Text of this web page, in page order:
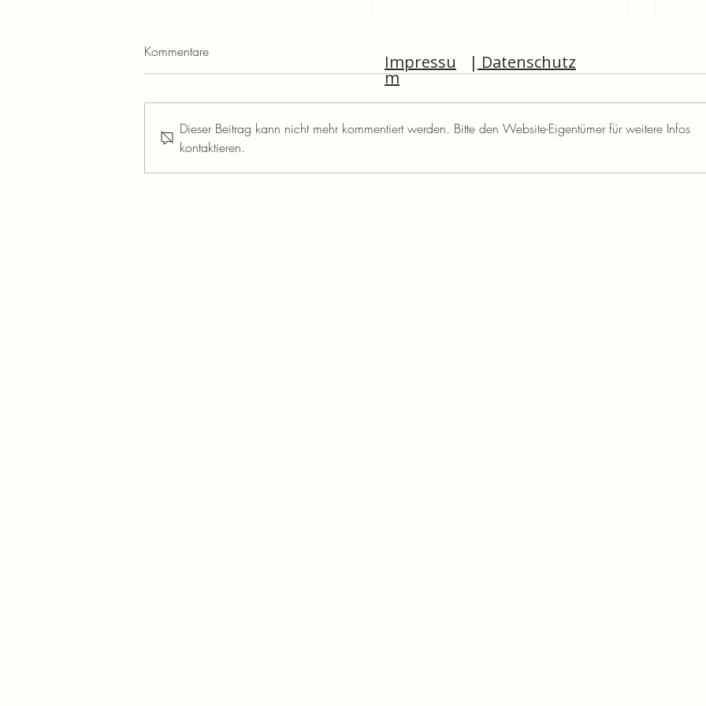
Besinnliche Feiertage und
Rückblick auf unsere
Kommentare
Dieser Beitrag kann nicht mehr kommentiert werden. Bitte den Website-Eigentümer für weitere Infos
kontaktieren.
Impressu
m
| Datenschutz